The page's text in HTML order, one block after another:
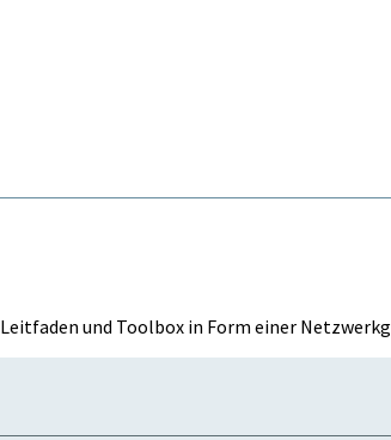
Leitfaden und Toolbox in Form einer